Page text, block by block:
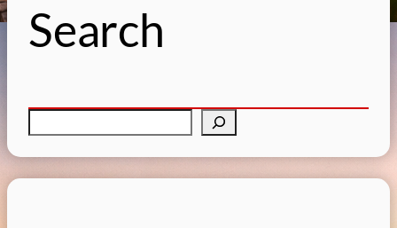
Search
e
s